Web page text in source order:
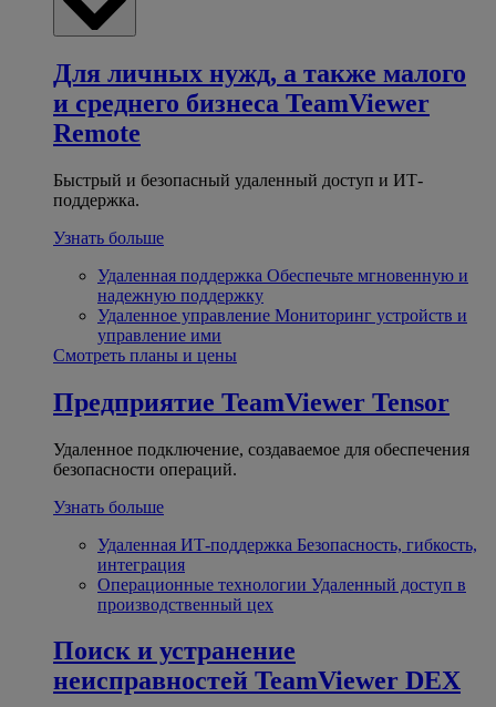
Для личных нужд, а также малого
и среднего бизнеса TeamViewer
Remote
Быстрый и безопасный удаленный доступ и ИТ-
поддержка.
Узнать больше
Удаленная поддержка Обеспечьте мгновенную и
надежную поддержку
Удаленное управление Мониторинг устройств и
управление ими
Смотреть планы и цены
Предприятие TeamViewer Tensor
Удаленное подключение, создаваемое для обеспечения
безопасности операций.
Узнать больше
Удаленная ИТ-поддержка Безопасность, гибкость,
интеграция
Операционные технологии Удаленный доступ в
производственный цех
Поиск и устранение
неисправностей TeamViewer DEX